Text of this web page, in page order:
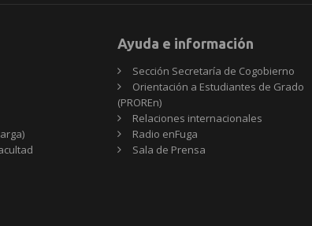
Ayuda e información
Sección Secretaría de Cogobierno
Orientación a Estudiantes de Grado
(PROREn)
Relaciones internacionales
Radio enFuga
Sala de Prensa